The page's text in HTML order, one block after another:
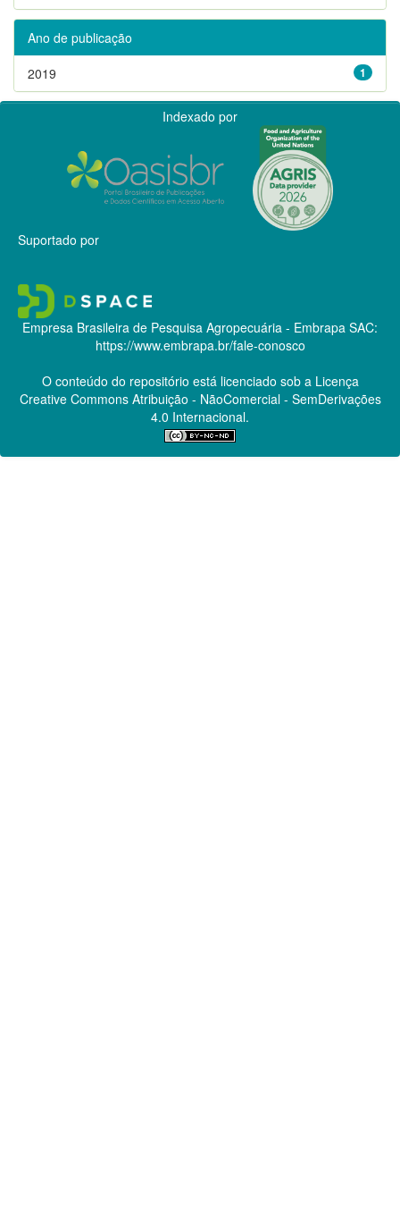
Ano de publicação
1
2019
Indexado por
Suportado por
Empresa Brasileira de Pesquisa Agropecuária - Embrapa SAC:
https://www.embrapa.br/fale-conosco
O conteúdo do repositório está licenciado sob a Licença
Creative CommonsAtribuição - NãoComercial - SemDerivações
4.0 Internacional.